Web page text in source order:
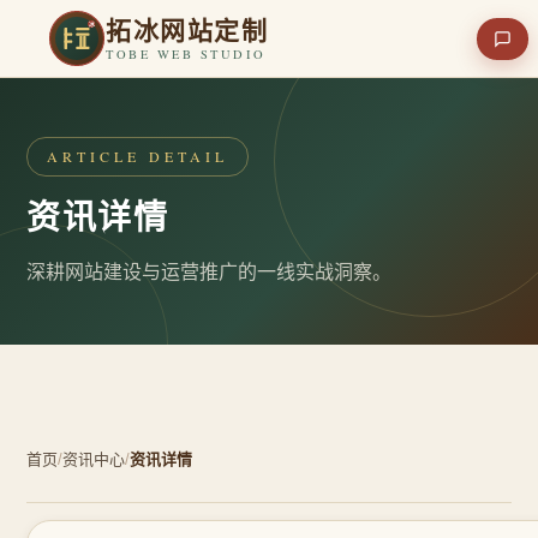
拓冰网站定制
TOBE WEB STUDIO
ARTICLE DETAIL
资讯详情
深耕网站建设与运营推广的一线实战洞察。
首页/资讯中心/资讯详情